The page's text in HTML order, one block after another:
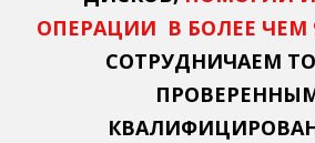
ОПЕРАЦИИ В БОЛЕЕ ЧЕМ
СОТРУДНИЧАЕМ